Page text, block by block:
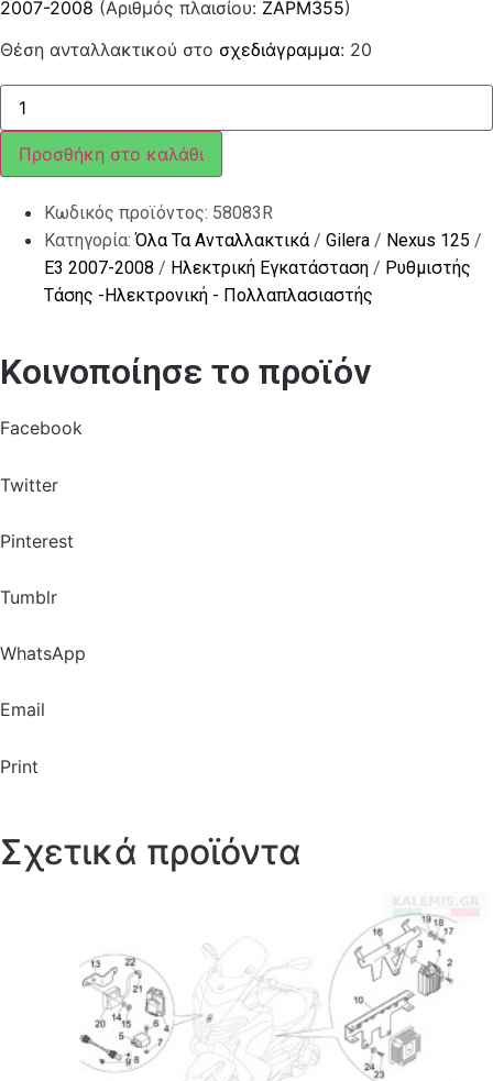
2007-2008 (Αριθμός πλαισίου: ZAPM355)
Θέση ανταλλακτικού στο σχεδιάγραμμα: 20
Πηνίο
ποσότητα
Προσθήκη στο καλάθι
Κωδικός προϊόντος: 58083R
Κατηγορία:Όλα Τα Ανταλλακτικά/ Gilera / Nexus 125 /
E3 2007-2008 / Ηλεκτρική Εγκατάσταση / Ρυθμιστής
Τάσης -Ηλεκτρονική - Πολλαπλασιαστής
Κοινοποίησε το προϊόν
Facebook
Twitter
Pinterest
Tumblr
WhatsApp
Email
Print
Σχετικά προϊόντα